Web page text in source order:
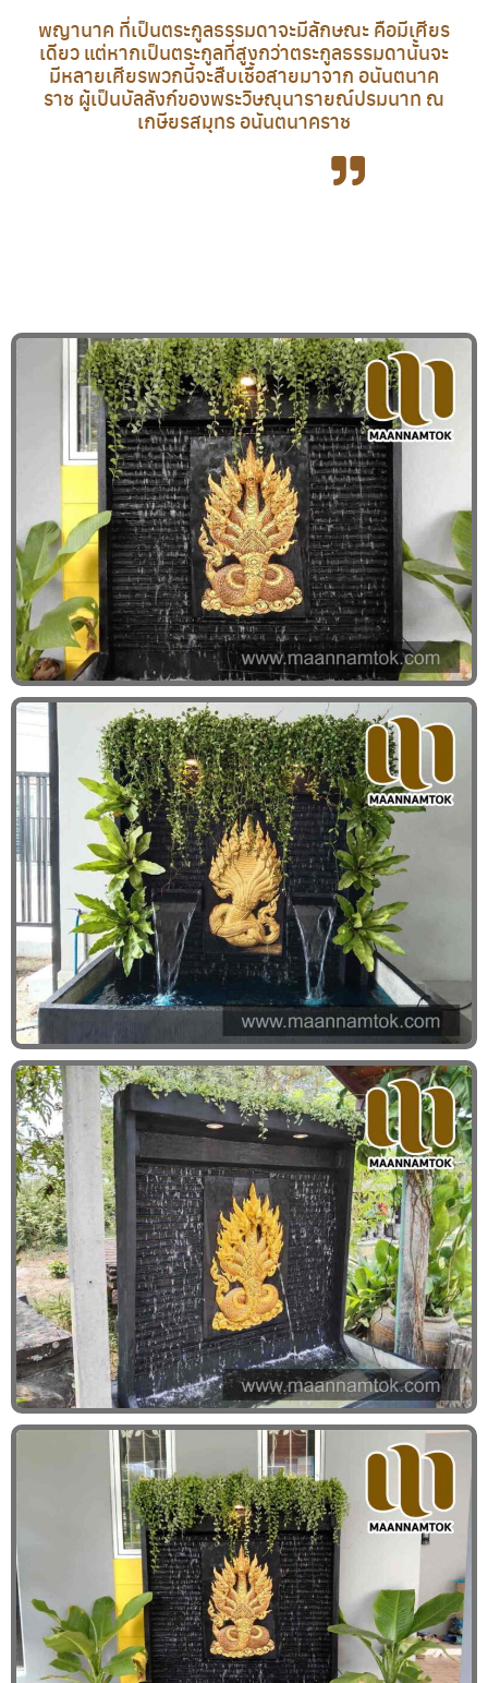
พญานาค ที่เป็นตระกูลธรรมดาจะมีลักษณะ คือมีเศียร
เดียว แต่หากเป็นตระกูลที่สูงกว่าตระกูลธรรมดานั้นจะ
มีหลายเศียรพวกนี้จะสืบเชื้อสายมาจาก อนันตนาค
ราช ผู้เป็นบัลลังก์ของพระวิษณุนารายณ์ปรมนาท ณ
เกษียรสมุทร อนันตนาคราช